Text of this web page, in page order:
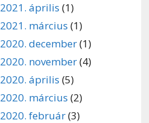
2021. április (1)
2021. március (1)
2020. december(1)
2020. november(4)
2020. április (5)
2020. március (2)
2020. február(3)